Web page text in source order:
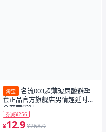
淘宝
名流003超薄玻尿酸避孕
套正品官方旗舰店男情趣延时安
全套囤货装
券减¥256
¥12.9 ¥268.9